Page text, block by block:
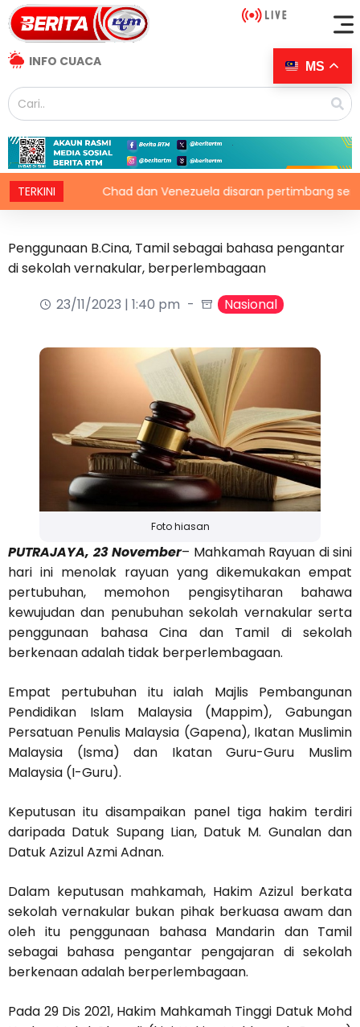
INFO CUACA
TERKINI Chad dan Venezuela disaran pertimbang semula
Penggunaan B.Cina, Tamil sebagai bahasa pengantar
di sekolah vernakular, berperlembagaan
23/11/2023 | 1:40 pm
Nasional
Foto hiasan
PUTRAJAYA, 23 November– Mahkamah Rayuan di sini
hari ini menolak rayuan yang dikemukakan empat
pertubuhan, memohon pengisytiharan bahawa
kewujudan dan penubuhan sekolah vernakular serta
penggunaan bahasa Cina dan Tamil di sekolah
berkenaan adalah tidak berperlembagaan.
Empat pertubuhan itu ialah Majlis Pembangunan
Pendidikan Islam Malaysia (Mappim), Gabungan
Persatuan Penulis Malaysia (Gapena), Ikatan Muslimin
Malaysia (Isma) dan Ikatan Guru-Guru Muslim
Malaysia (I-Guru).
Keputusan itu disampaikan panel tiga hakim terdiri
daripada Datuk Supang Lian, Datuk M. Gunalan dan
Datuk Azizul Azmi Adnan.
Dalam keputusan mahkamah, Hakim Azizul berkata
sekolah vernakular bukan pihak berkuasa awam dan
oleh itu penggunaan bahasa Mandarin dan Tamil
sebagai bahasa pengantar pengajaran di sekolah
berkenaan adalah berperlembagaan.
Pada 29 Dis 2021, Hakim Mahkamah Tinggi Datuk Mohd
MS